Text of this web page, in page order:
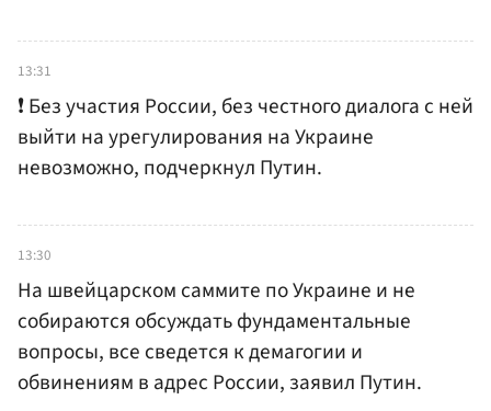
13:31
❗️ Без участия России, без честного диалога с ней
выйти на урегулирования на Украине
невозможно, подчеркнул Путин.
13:30
На швейцарском саммите по Украине и не
собираются обсуждать фундаментальные
вопросы, все сведется к демагогии и
обвинениям в адрес России, заявил Путин.